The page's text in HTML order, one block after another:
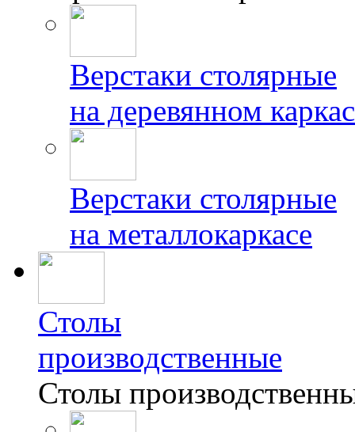
Верстаки столярные
на деревянном
Верстаки столярные
на металлокаркасе
Столы
производственные
Столы